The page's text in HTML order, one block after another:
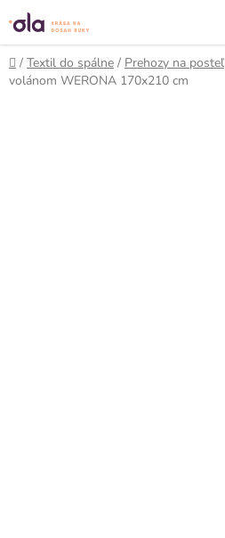
Prejsť
na
obsah
Domov
/ Textil do spálne / Prehozy na posteľ
volánom WERONA 170x210 cm